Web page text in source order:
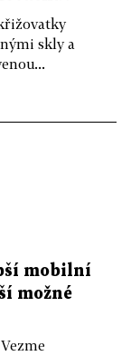
skly a
mobilní
možné